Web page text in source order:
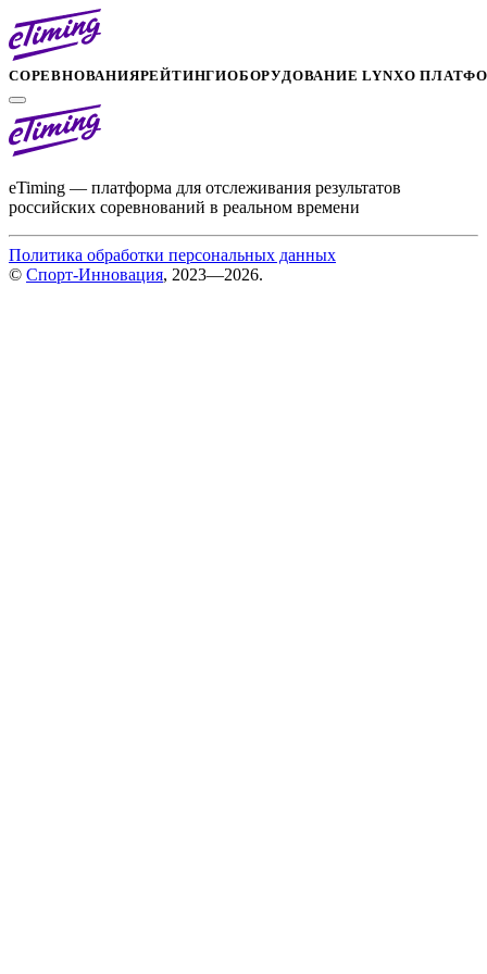
СОРЕВНОВАНИЯРЕЙТИНГИОБОРУДОВАНИЕ LYNXО
eTiming — платформа для отслеживания результатов
российских соревнований в реальном времени
Политика обработки персональных данных
© Спорт-Инновация, 2023—2026.